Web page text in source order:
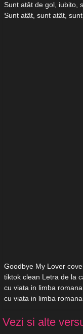
Sunt atât de gol, iubito,
Sunt atât, sunt atât,
Goodbye My Lover
tiktok clean Letra de la
cu viata in limba
cu viata in limba romana
Vezi si alte